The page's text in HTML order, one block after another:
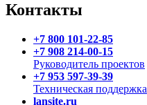
Контакты
+7 800 101-22-85
+7 908 214-00-15
Руководитель проектов
+7 953 597-39-39
Техническая поддержка
lansite.ru